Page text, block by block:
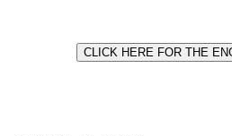
CLICK HERE FOR THE